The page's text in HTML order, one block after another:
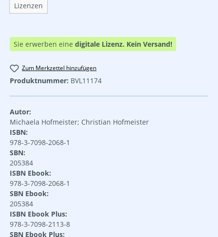
Lizenzen
Sie erwerben eine digitale Lizenz. Kein Versand!
Zum Merkzettel hinzufügen
Produktnummer: BVL11174
Autor:
Michaela Hofmeister; Christian Hofmeister
ISBN:
978-3-7098-2068-1
SBN:
205384
ISBN Ebook:
978-3-7098-2068-1
SBN Ebook:
205384
ISBN Ebook Plus:
978-3-7098-2113-8
SBN Ebook Plus: